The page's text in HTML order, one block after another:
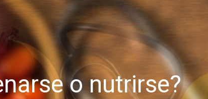
campos obligatorios están marcados con *
o nutrirse?